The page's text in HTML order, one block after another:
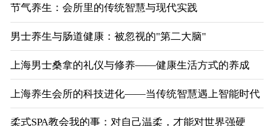
节气养生：会所里的传统智慧与现代实践
男士养生与肠道健康：被忽视的"第二大脑"
上海男士桑拿的礼仪与修养——健康生活方式的养成
上海养生会所的科技进化——当传统智慧遇上智能时代
柔式SPA教会我的事：对自己温柔，才能对世界强硬